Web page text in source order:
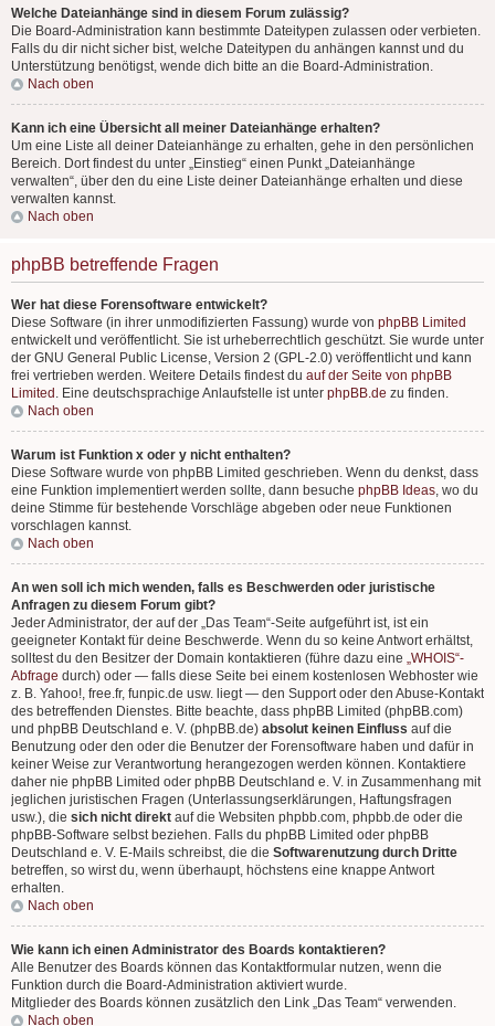
Welche Dateianhänge sind in diesem Forum zulässig?
Die Board-Administration kann bestimmte Dateitypen zulassen oder verbieten.
Falls du dir nicht sicher bist, welche Dateitypen du anhängen kannst und du
Unterstützung benötigst, wende dich bitte an die Board-Administration.
Nach oben
Kann ich eine Übersicht all meiner Dateianhänge erhalten?
Um eine Liste all deiner Dateianhänge zu erhalten, gehe in den persönlichen
Bereich. Dort findest du unter „Einstieg“ einen Punkt „Dateianhänge
verwalten“, über den du eine Liste deiner Dateianhänge erhalten und diese
verwalten kannst.
Nach oben
phpBB betreffende Fragen
Wer hat diese Forensoftware entwickelt?
Diese Software (in ihrer unmodifizierten Fassung) wurde von phpBB Limited
entwickelt und veröffentlicht. Sie ist urheberrechtlich geschützt. Sie wurde unter
der GNU General Public License, Version 2 (GPL-2.0) veröffentlicht und kann
frei vertrieben werden. Weitere Details findest du auf der Seite von phpBB
Limited . Eine deutschsprachige Anlaufstelle ist unter phpBB.de zu finden.
Nach oben
Warum ist Funktion x oder y nicht enthalten?
Diese Software wurde von phpBB Limited geschrieben. Wenn du denkst, dass
eine Funktion implementiert werden sollte, dann besuche phpBB Ideas, wo du
deine Stimme für bestehende Vorschläge abgeben oder neue Funktionen
vorschlagen kannst.
Nach oben
An wen soll ich mich wenden, falls es Beschwerden oder juristische
Anfragen zu diesem Forum gibt?
Jeder Administrator, der auf der „Das Team“-Seite aufgeführt ist, ist ein
geeigneter Kontakt für deine Beschwerde. Wenn du so keine Antwort erhältst,
solltest du den Besitzer der Domain kontaktieren (führe dazu eine „WHOIS“-
Abfrage durch) oder — falls diese Seite bei einem kostenlosen Webhoster wie
z. B. Yahoo!, free.fr, funpic.de usw. liegt — den Support oder den Abuse-Kontakt
des betreffenden Dienstes. Bitte beachte, dass phpBB Limited (phpBB.com)
und phpBB Deutschland e. V. (phpBB.de) absolut keinen Einfluss auf die
Benutzung oder den oder die Benutzer der Forensoftware haben und dafür in
keiner Weise zur Verantwortung herangezogen werden können. Kontaktiere
daher nie phpBB Limited oder phpBB Deutschland e. V. in Zusammenhang mit
jeglichen juristischen Fragen (Unterlassungserklärungen, Haftungsfragen
usw.), die sich nicht direkt auf die Websiten phpbb.com, phpbb.de oder die
phpBB-Software selbst beziehen. Falls du phpBB Limited oder phpBB
Deutschland e. V. E-Mails schreibst, die die Softwarenutzung durch Dritte
betreffen, so wirst du, wenn überhaupt, höchstens eine knappe Antwort
erhalten.
Nach oben
Wie kann ich einen Administrator des Boards kontaktieren?
Alle Benutzer des Boards können das Kontaktformular nutzen, wenn die
Funktion durch die Board-Administration aktiviert wurde.
Mitglieder des Boards können zusätzlich den Link „Das Team“ verwenden.
Nach oben